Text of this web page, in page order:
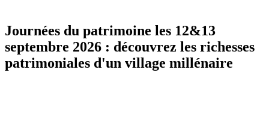
Journées du patrimoine les 12&13
septembre 2026 : découvrez les richesses
patrimoniales d'un village millénaire